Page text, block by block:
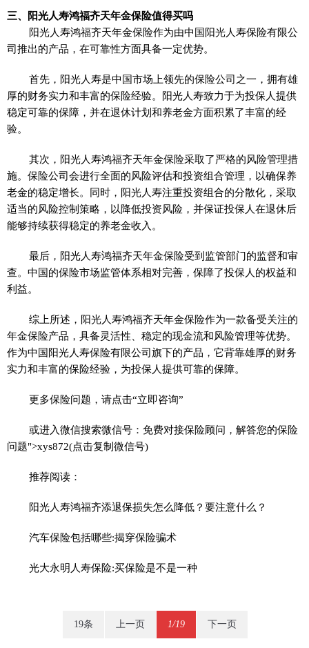
三、阳光人寿鸿福齐天年金保险值得买吗
阳光人寿鸿福齐天年金保险作为由中国阳光人寿保险有限公
司推出的产品，在可靠性方面具备一定优势。
首先，阳光人寿是中国市场上领先的保险公司之一，拥有雄
厚的财务实力和丰富的保险经验。阳光人寿致力于为投保人提供
稳定可靠的保障，并在退休计划和养老金方面积累了丰富的经
验。
其次，阳光人寿鸿福齐天年金保险采取了严格的风险管理措
施。保险公司会进行全面的风险评估和投资组合管理，以确保养
老金的稳定增长。同时，阳光人寿注重投资组合的分散化，采取
适当的风险控制策略，以降低投资风险，并保证投保人在退休后
能够持续获得稳定的养老金收入。
最后，阳光人寿鸿福齐天年金保险受到监管部门的监督和审
查。中国的保险市场监管体系相对完善，保障了投保人的权益和
利益。
综上所述，阳光人寿鸿福齐天年金保险作为一款备受关注的
年金保险产品，具备灵活性、稳定的现金流和风险管理等优势。
作为中国阳光人寿保险有限公司旗下的产品，它背靠雄厚的财务
实力和丰富的保险经验，为投保人提供可靠的保障。
更多保险问题，请点击“立即咨询”
或进入微信搜索微信号：免费对接保险顾问，解答您的保险
问题">xys872(点击复制微信号)
推荐阅读：
阳光人寿鸿福齐添退保损失怎么降低？要注意什么？
汽车保险包括哪些:揭穿保险骗术
光大永明人寿保险:买保险是不是一种
19条 上一页 1/19 下一页